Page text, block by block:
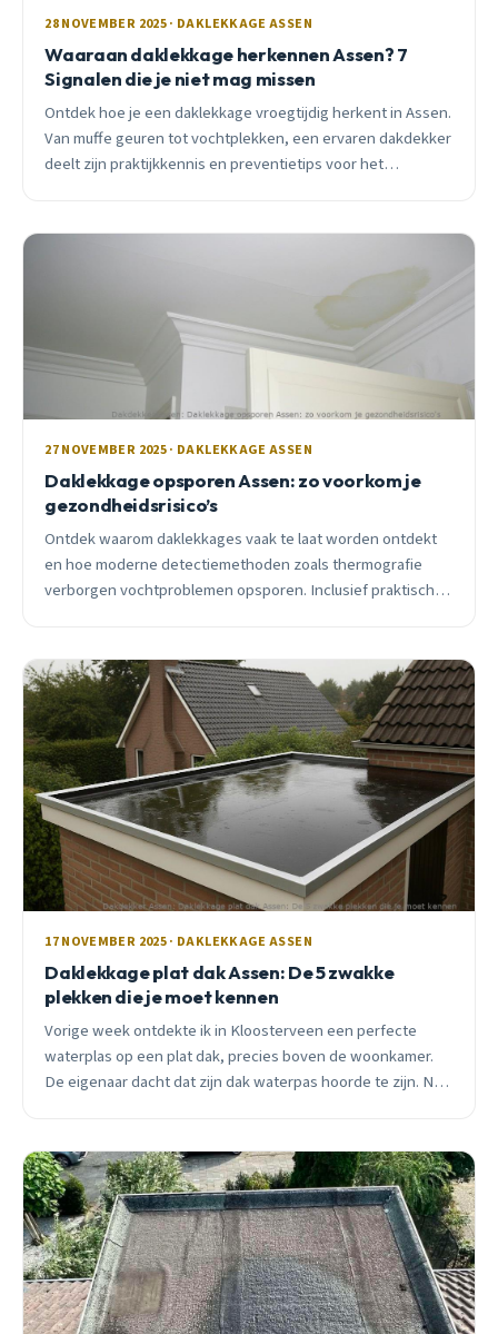
28 NOVEMBER 2025 · DAKLEKKAGE ASSEN
Waaraan daklekkage herkennen Assen? 7
Signalen die je niet mag missen
Ontdek hoe je een daklekkage vroegtijdig herkent in Assen.
Van muffe geuren tot vochtplekken, een ervaren dakdekker
deelt zijn praktijkkennis en preventietips voor het
27 NOVEMBER 2025 · DAKLEKKAGE ASSEN
Daklekkage opsporen Assen: zo voorkom je
gezondheidsrisico’s
Ontdek waarom daklekkages vaak te laat worden ontdekt
en hoe moderne detectiemethoden zoals thermografie
verborgen vochtproblemen opsporen. Inclusief praktisch
17 NOVEMBER 2025 · DAKLEKKAGE ASSEN
Daklekkage plat dak Assen: De 5 zwakke
plekken die je moet kennen
Vorige week ontdekte ik in Kloosterveen een perfecte
waterplas op een plat dak, precies boven de woonkamer.
De eigenaar dacht dat zijn dak waterpas hoorde te zijn. Na
veroorzaken.